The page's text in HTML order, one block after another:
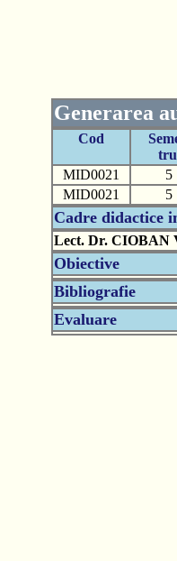
Generarea
Cod
MID0021 5
MID0021
5
Cadre didactice
Lect. Dr. CIOBAN
Obiective
Bibliografie
Evaluare